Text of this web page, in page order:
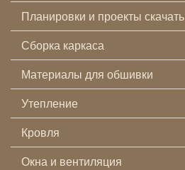
Планировки и проекты скачать
Сборка каркаса
Материалы для обшивки
Утепление
Кровля
Окна и вентиляция